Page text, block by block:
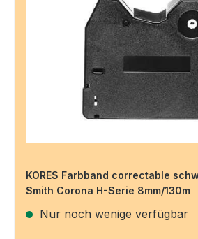
KORES Farbband correctable
Smith Corona H-Serie 8mm/130m
Nur noch wenige verfügbar